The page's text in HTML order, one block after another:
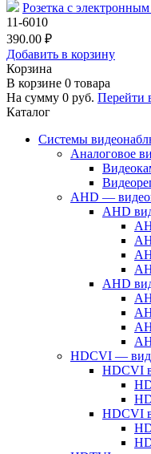
Розетка с
11-6010
390.00 ₽
Добавить в корзину
Корзина
В корзине 0 товара
На сумму 0 руб. Перейти
Каталог
Системы
Аналоговое
AHD —
AHD
AHD
HDCVI —
HDCVI
HDCVI